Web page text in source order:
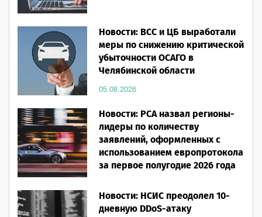
Новости: ВСС и ЦБ выработали
меры по снижению критической
убыточности ОСАГО в
Челябинской области
05.08.2026
Новости: РСА назвал регионы-
лидеры по количеству
заявлений, оформленных с
использованием европротокола
за первое полугодие 2026 года
Новости: НСИС преодолел 10-
дневную DDoS-атаку